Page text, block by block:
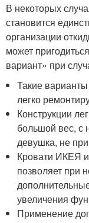
В некоторых
становится
организации
может
вариант» при
Такие
легко
Конструкции
большой вес, с
девушка, не
Кровати ИКЕЯ
позволяет при
увеличения
Применение